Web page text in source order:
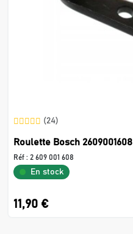
(24)
Roulette Bosch 2609001608
Réf : 2 609 001 608
En stock
11,90 €